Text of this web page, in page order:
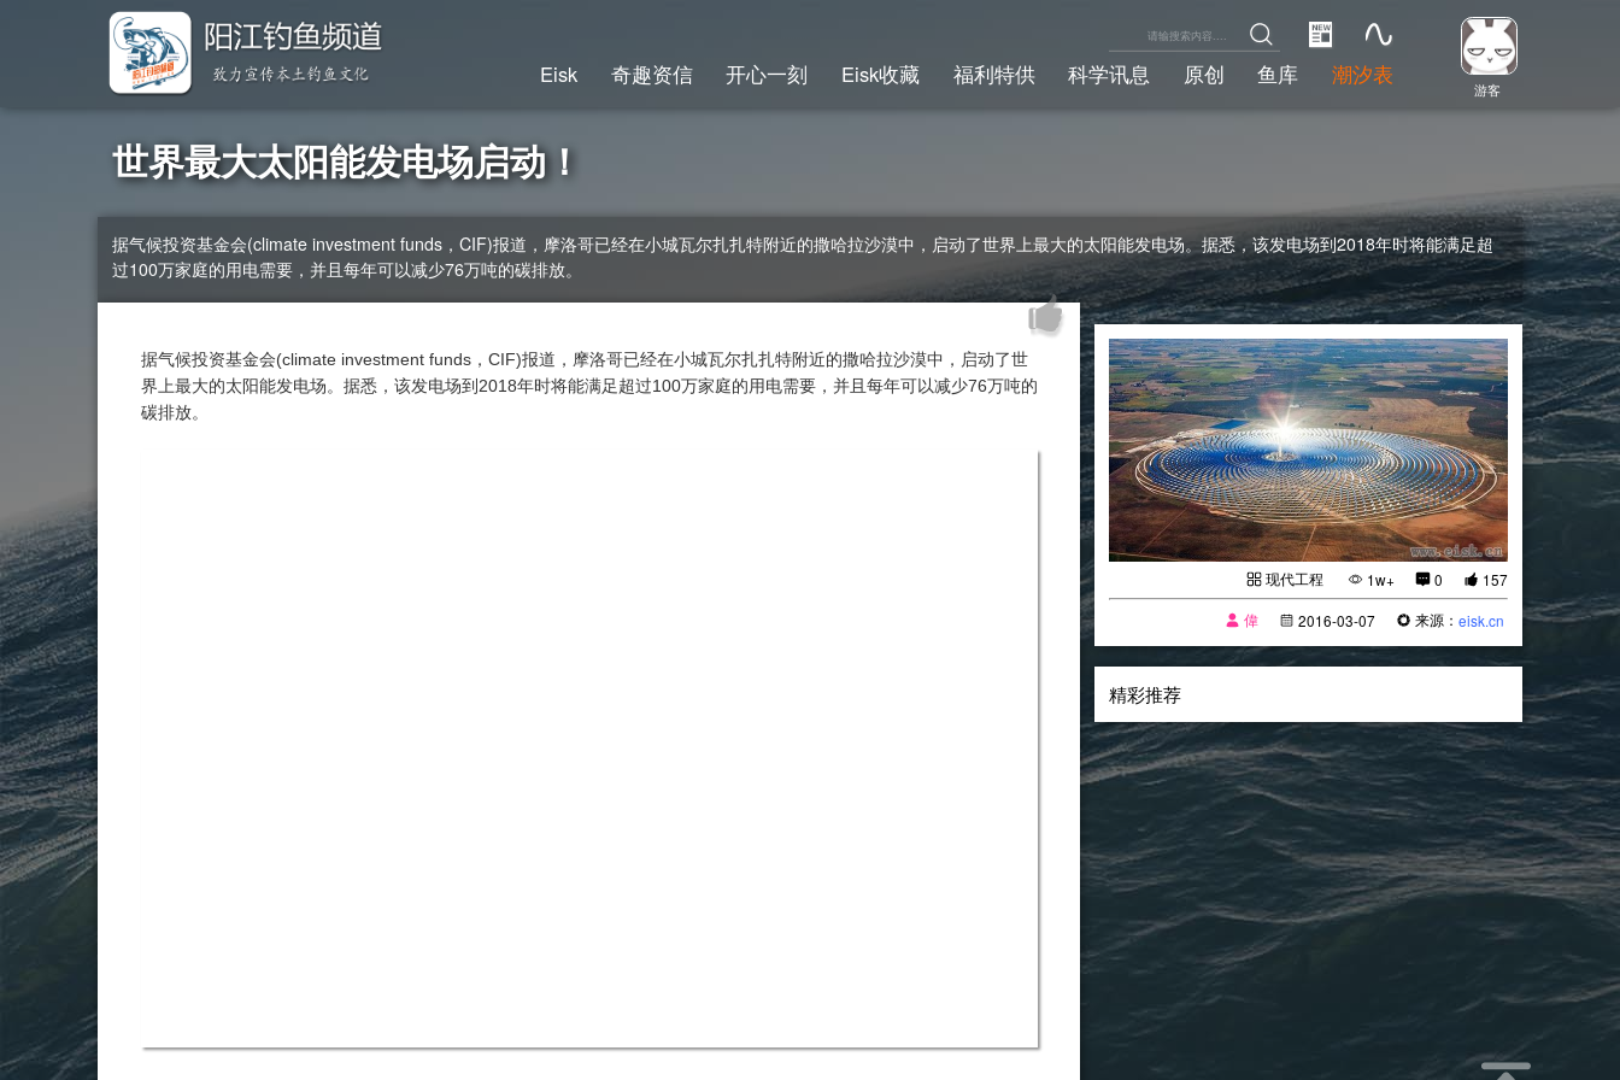
游客
Eisk 奇趣资信 开心一刻 Eisk收藏 福利特供 科学讯息 原创 鱼库 潮汐表
世界最大太阳能发电场启动！
据气候投资基金会(climate investment funds，CIF)报道，摩洛哥已经在小城瓦尔扎扎特附近的撒哈拉沙漠中，启动了世界上最大的太阳能发电场。据悉，该发电场到2018年时将能满足超
过100万家庭的用电需要，并且每年可以减少76万吨的碳排放。
据气候投资基金会(climate investment funds，CIF)报道，摩洛哥已经在小城瓦尔扎扎特附近的撒哈拉沙漠中，启动了世
界上最大的太阳能发电场。据悉，该发电场到2018年时将能满足超过100万家庭的用电需要，并且每年可以减少76万吨的
碳排放。
现代工程 1w+ 0
157
偉
2016-03-07 来源：eisk.cn
精彩推荐